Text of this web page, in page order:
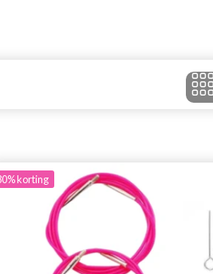
korting